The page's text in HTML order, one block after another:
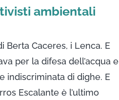
ambientali
Berta Caceres, i Lenca. E
per la difesa dell’acqua e
indiscriminata di dighe. E
Escalante è l’ultimo